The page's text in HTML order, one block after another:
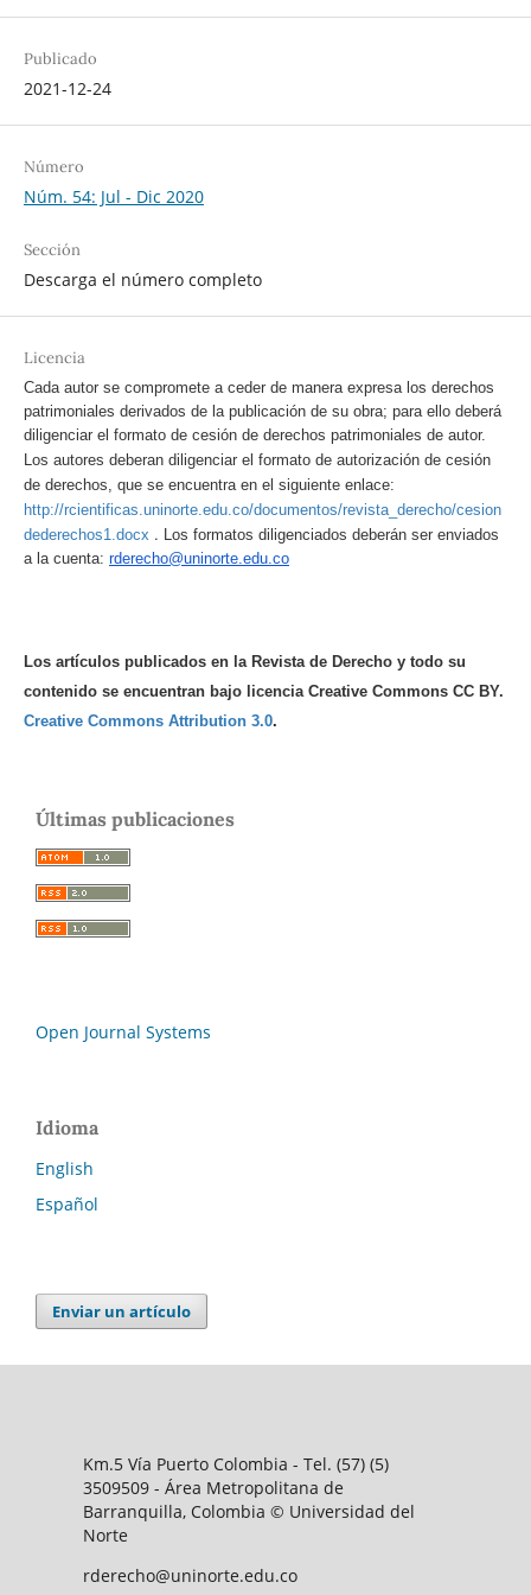
Publicado
2021-12-24
Número
Núm. 54: Jul - Dic 2020
Sección
Descarga el número completo
Licencia
Cada autor se compromete a ceder de manera expresa los derechos
patrimoniales derivados de la publicación de su obra; para ello deberá
diligenciar el formato de cesión de derechos patrimoniales de autor.
Los autores deberan diligenciar el formato de autorización de cesión
de derechos, que se encuentra en el siguiente enlace:
http://rcientificas.uninorte.edu.co/documentos/revista_derecho/cesion
dederechos1.docx . Los formatos diligenciados deberán ser enviados
a la cuenta: rderecho@uninorte.edu.co
Los artículos publicados en la Revista de Derecho y todo su
contenido se encuentran bajo licencia Creative Commons CC BY.
Creative Commons Attribution 3.0.
Últimas publicaciones
Open Journal Systems
Idioma
English
Español
Enviar un artículo
Km.5 Vía Puerto Colombia - Tel. (57) (5)
3509509 - Área Metropolitana de
Barranquilla, Colombia © Universidad del
Norte
rderecho@uninorte.edu.co